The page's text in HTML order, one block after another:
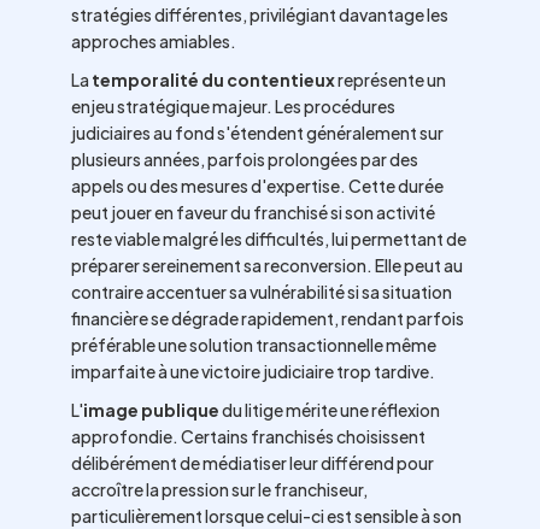
stratégies différentes, privilégiant davantage les
approches amiables.
La temporalité du contentieuxreprésente un
enjeu stratégique majeur. Les procédures
judiciaires au fond s'étendent généralement sur
plusieurs années, parfois prolongées par des
appels ou des mesures d'expertise. Cette durée
peut jouer en faveur du franchisé si son activité
reste viable malgré les difficultés, lui permettant de
préparer sereinement sa reconversion. Elle peut au
contraire accentuer sa vulnérabilité si sa situation
financière se dégrade rapidement, rendant parfois
préférable une solution transactionnelle même
imparfaite à une victoire judiciaire trop tardive.
L'image publiquedu litige mérite une réflexion
approfondie. Certains franchisés choisissent
délibérément de médiatiser leur différend pour
accroître la pression sur le franchiseur,
particulièrement lorsque celui-ci est sensible à son